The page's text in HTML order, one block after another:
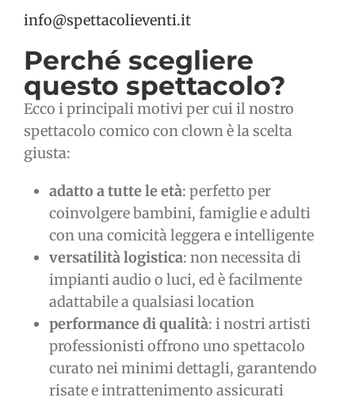
info@spettacolieventi.it
Perché scegliere
questo spettacolo?
Ecco i principali motivi per cui il nostro
spettacolo comico con clown è la scelta
giusta:
adatto a tutte le età: perfetto per
coinvolgere bambini, famiglie e adulti
con una comicità leggera e intelligente
versatilità logistica: non necessita di
impianti audio o luci, ed è facilmente
adattabile a qualsiasi location
performance di qualità: i nostri artisti
professionisti offrono uno spettacolo
curato nei minimi dettagli, garantendo
risate e intrattenimento assicurati